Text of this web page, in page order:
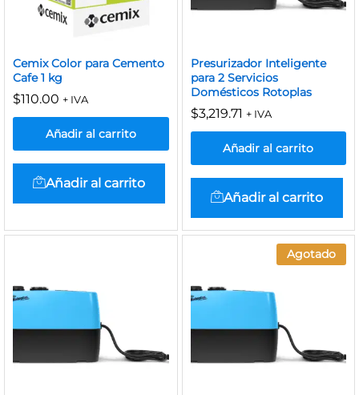
Cemix Color para Cemento
Cafe 1 kg
$110.00 + IVA
Añadir al carrito
Añadir al carrito
Presurizador Inteligente
para 2 Servicios
Domésticos Rotoplas
$3,219.71 + IVA
Añadir al carrito
Añadir al carrito
Agotado